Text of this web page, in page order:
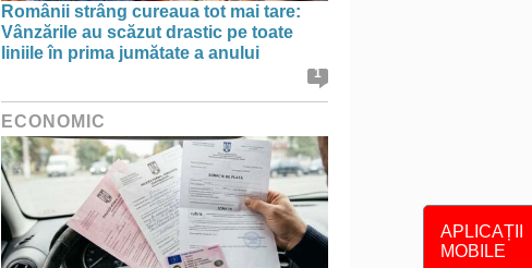
APLICAȚII
MOBILE
Românii strâng cureaua tot mai tare:
Vânzările au scăzut drastic pe toate
liniile în prima jumătate a anului
1
ECONOMIC